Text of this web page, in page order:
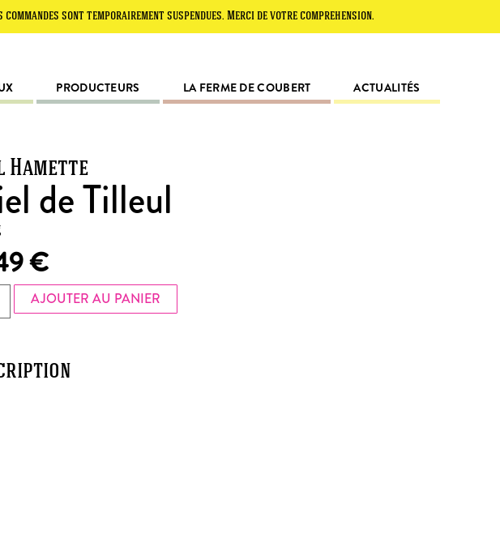
sont temporairement suspendues. Merci de votre compréhension.
PRODUCTEURS LA FERME DE COUBERT ACTUALITÉS
Hamette
de Tilleul
€
AJOUTER AU PANIER